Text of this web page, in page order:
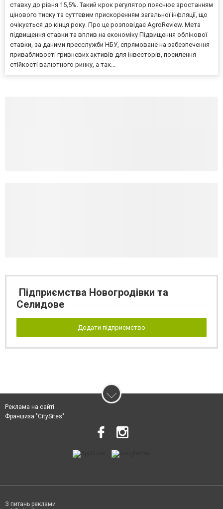
ставку до рівня 15,5%. Такий крок регулятор пояснює зростанням
цінового тиску та суттєвим прискоренням загальної інфляції, що
очікується до кінця року. Про це розповідає AgroReview. Мета
підвищення ставки та вплив на економіку Підвищення облікової
ставки, за даними пресслужби НБУ, спрямоване на забезпечення
привабливості гривневих активів для інвесторів, посилення
стійкості валютного ринку, а так...
Підприємства Новогродівки та
Селидове
Додати підприємство
Реклама на сайті
Франшиза "CitySites"
З питань реклами